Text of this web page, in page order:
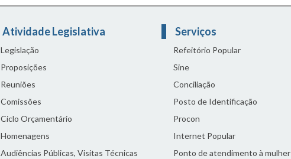
Atividade Legislativa
Legislação
Proposições
Reuniões
Comissões
Ciclo Orçamentário
Homenagens
Audiências Públicas, Visitas Técnicas
Serviços
Refeitório Popular
Sine
Conciliação
Posto de Identificação
Procon
Internet Popular
Ponto de atendimento à mulher